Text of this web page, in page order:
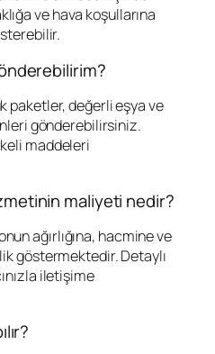
ve hava koşullarına
paketler, değerli eşya ve
gönderebilirsiniz.
maddeleri
maliyeti nedir?
ağırlığına, hacmine ve
göstermektedir. Detaylı
iletişime